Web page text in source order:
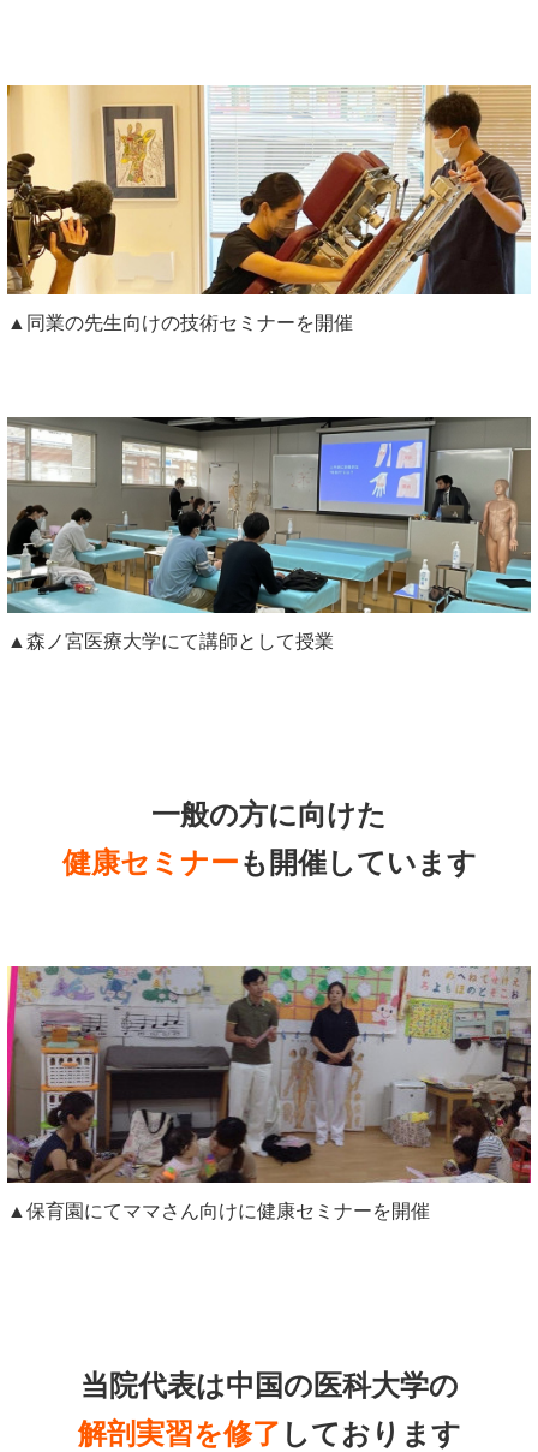
▲同業の先生向けの技術セミナーを開催
▲森ノ宮医療大学にて講師として授業
一般の方に向けた
健康セミナーも開催しています
▲保育園にてママさん向けに健康セミナーを開催
当院代表は中国の医科大学の
解剖実習を修了 しております